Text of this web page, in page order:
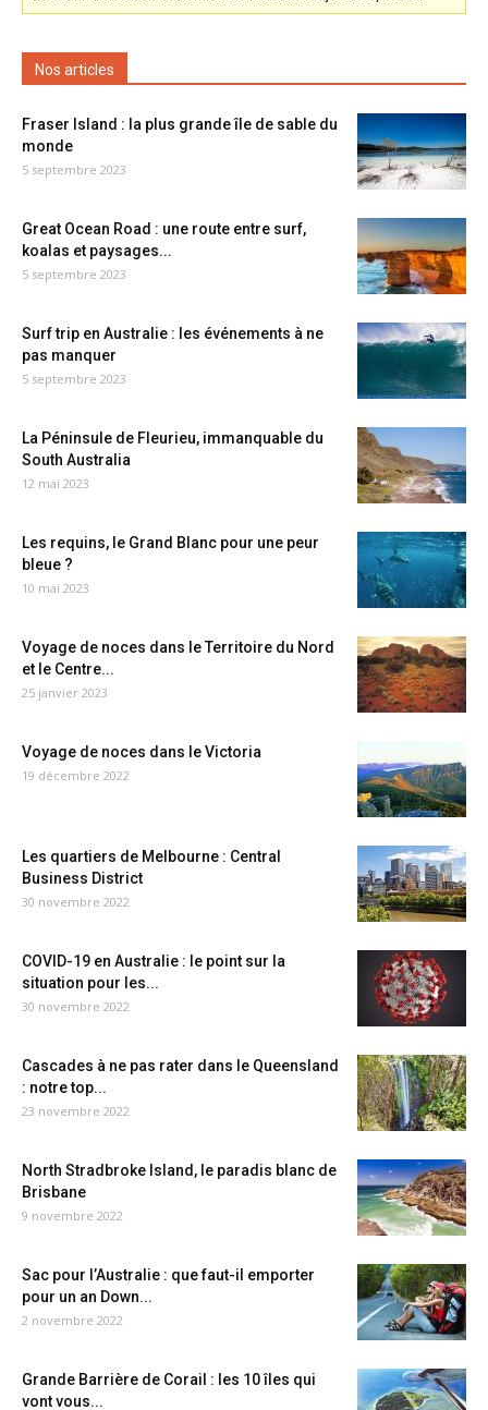
Nos articles
Fraser Island : la plus grande île de sable du
monde
5 septembre 2023
Great Ocean Road : une route entre surf,
koalas et paysages...
5 septembre 2023
Surf trip en Australie : les événements à ne
pas manquer
5 septembre 2023
La Péninsule de Fleurieu, immanquable du
South Australia
12 mai 2023
Les requins, le Grand Blanc pour une peur
bleue ?
10 mai 2023
Voyage de noces dans le Territoire du Nord
et le Centre...
25 janvier 2023
Voyage de noces dans le Victoria
19 décembre 2022
Les quartiers de Melbourne : Central
Business District
30 novembre 2022
COVID-19 en Australie : le point sur la
situation pour les...
30 novembre 2022
Cascades à ne pas rater dans le Queensland
: notre top...
23 novembre 2022
North Stradbroke Island, le paradis blanc de
Brisbane
9 novembre 2022
Sac pour l’Australie : que faut-il emporter
pour un an Down...
2 novembre 2022
Grande Barrière de Corail : les 10 îles qui
vont vous...